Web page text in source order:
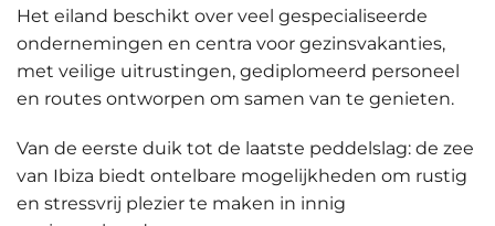
Het eiland beschikt over veel gespecialiseerde
ondernemingen en centra voor gezinsvakanties,
met veilige uitrustingen, gediplomeerd personeel
en routes ontworpen om samen van te genieten.
Van de eerste duik tot de laatste peddelslag: de zee
van Ibiza biedt ontelbare mogelijkheden om rustig
en stressvrij plezier te maken in innig